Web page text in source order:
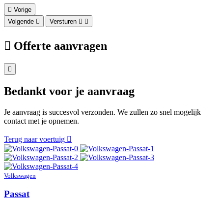
Vorige
Volgende
Versturen
Offerte aanvragen
Bedankt voor je aanvraag
Je aanvraag is succesvol verzonden. We zullen zo snel mogelijk
contact met je opnemen.
Terug naar voertuig
Volkswagen
Passat